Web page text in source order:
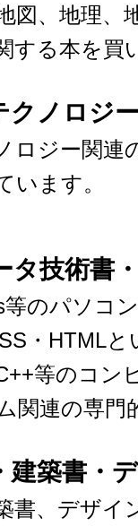
図、地理、
する本を買
クノロジ
ロジー関連
います。
タ技術書
等のパソコ
・HTML
等のコン
関連の専門
建築書・
書、デザイ